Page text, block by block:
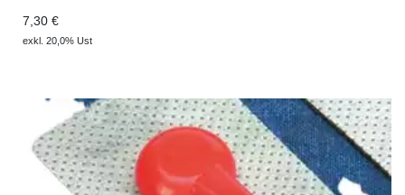
7,30 €
exkl. 20,0% Ust